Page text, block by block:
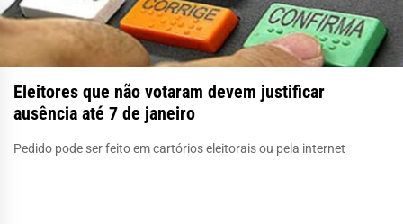
Eleitores que não votaram devem justificar
ausência até 7 de janeiro
Pedido pode ser feito em cartórios eleitorais ou pela internet